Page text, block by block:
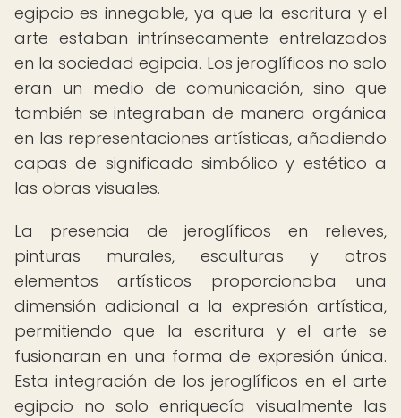
egipcio es innegable, ya que la escritura y el
arte estaban intrínsecamente entrelazados
en la sociedad egipcia. Los jeroglíficos no solo
eran un medio de comunicación, sino que
también se integraban de manera orgánica
en las representaciones artísticas, añadiendo
capas de significado simbólico y estético a
las obras visuales.
La presencia de jeroglíficos en relieves,
pinturas murales, esculturas y otros
elementos artísticos proporcionaba una
dimensión adicional a la expresión artística,
permitiendo que la escritura y el arte se
fusionaran en una forma de expresión única.
Esta integración de los jeroglíficos en el arte
egipcio no solo enriquecía visualmente las